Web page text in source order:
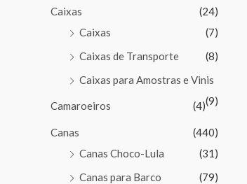
Caixas
(24)
Caixas
(7)
Caixas de Transporte
(8)
Caixas para Amostras e Vinis
(9)
Camaroeiros (4)
Canas
(440)
Canas Choco-Lula
(31)
Canas para Barco
(79)